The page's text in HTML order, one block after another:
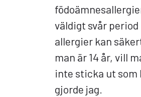
väldigt svår
allergier kan
man är 14 år, vill
inte sticka ut som
gjorde jag.